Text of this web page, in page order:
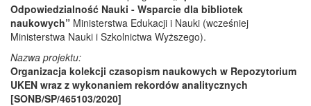
Odpowiedzialność Nauki - Wsparcie dla bibliotek
naukowych” Ministerstwa Edukacji i Nauki (wcześniej
Ministerstwa Nauki i Szkolnictwa Wyższego).
Nazwa projektu:
Organizacja kolekcji czasopism naukowych w Repozytorium
UKEN wraz z wykonaniem rekordów analitycznych
[SONB/SP/465103/2020]